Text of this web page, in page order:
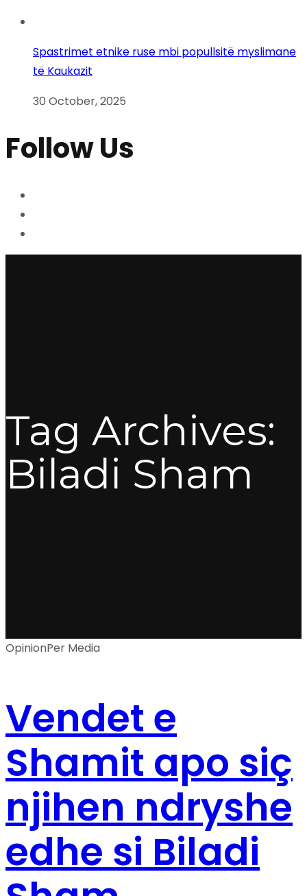
Spastrimet etnike ruse mbi popullsitë myslimane
të Kaukazit
30 October, 2025
Follow Us
Tag Archives:
Biladi Sham
OpinionPer Media
Vendet e
Shamit apo siç
njihen ndryshe
edhe si Biladi